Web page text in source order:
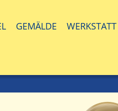
GEMÄLDE WERKSTATT